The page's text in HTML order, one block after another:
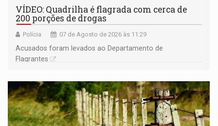
VÍDEO: Quadrilha é flagrada com cerca de
200 porções de drogas
Polícia 07 de Agosto de 2026 às 11:29
Acusados foram levados ao Departamento de
Flagrantes